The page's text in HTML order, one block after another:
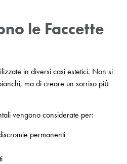
le Faccette
in diversi casi estetici. Non si
ma di creare un sorriso più
vengono considerate per:
permanenti